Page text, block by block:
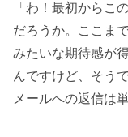
「わ！最初からこ
だろうか。ここま
みたいな期待感が
んですけど、そう
メールへの返信は